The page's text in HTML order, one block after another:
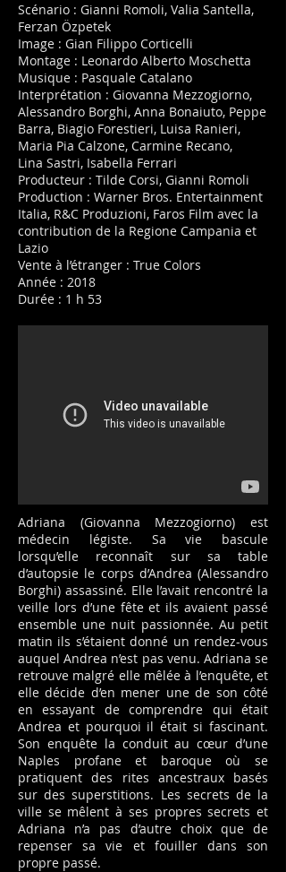
Scénario : Gianni Romoli, Valia Santella,
Ferzan Özpetek
Image : Gian Filippo Corticelli
Montage : Leonardo Alberto Moschetta
Musique : Pasquale Catalano
Interprétation : Giovanna Mezzogiorno,
Alessandro Borghi, Anna Bonaiuto, Peppe
Barra, Biagio Forestieri, Luisa Ranieri,
Maria Pia Calzone, Carmine Recano,
Lina Sastri, Isabella Ferrari
Producteur : Tilde Corsi, Gianni Romoli
Production : Warner Bros. Entertainment
Italia, R&C Produzioni, Faros Film avec la
contribution de la Regione Campania et
Lazio
Vente à l’étranger : True Colors
Année : 2018
Durée : 1 h 53
Adriana (Giovanna Mezzogiorno) est
médecin légiste. Sa vie bascule
lorsqu’elle reconnaît sur sa table
d’autopsie le corps d’Andrea (Alessandro
Borghi) assassiné. Elle l’avait rencontré la
veille lors d’une fête et ils avaient passé
ensemble une nuit passionnée. Au petit
matin ils s’étaient donné un rendez-vous
auquel Andrea n’est pas venu. Adriana se
retrouve malgré elle mêlée à l’enquête, et
elle décide d’en mener une de son côté
en essayant de comprendre qui était
Andrea et pourquoi il était si fascinant.
Son enquête la conduit au cœur d’une
Naples profane et baroque où se
pratiquent des rites ancestraux basés
sur des superstitions. Les secrets de la
ville se mêlent à ses propres secrets et
Adriana n’a pas d’autre choix que de
repenser sa vie et fouiller dans son
propre passé.